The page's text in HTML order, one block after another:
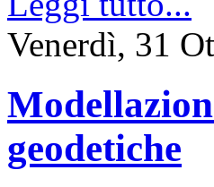
Venerdì, 31
geodetiche